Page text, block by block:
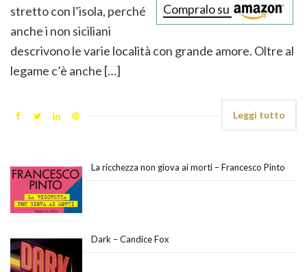
Compralo su
stretto con l’isola, perché
anche i non siciliani
descrivono le varie località con grande amore. Oltre al
legame c’è anche […]
Leggi tutto
La ricchezza non giova ai morti – Francesco Pinto
Dark – Candice Fox